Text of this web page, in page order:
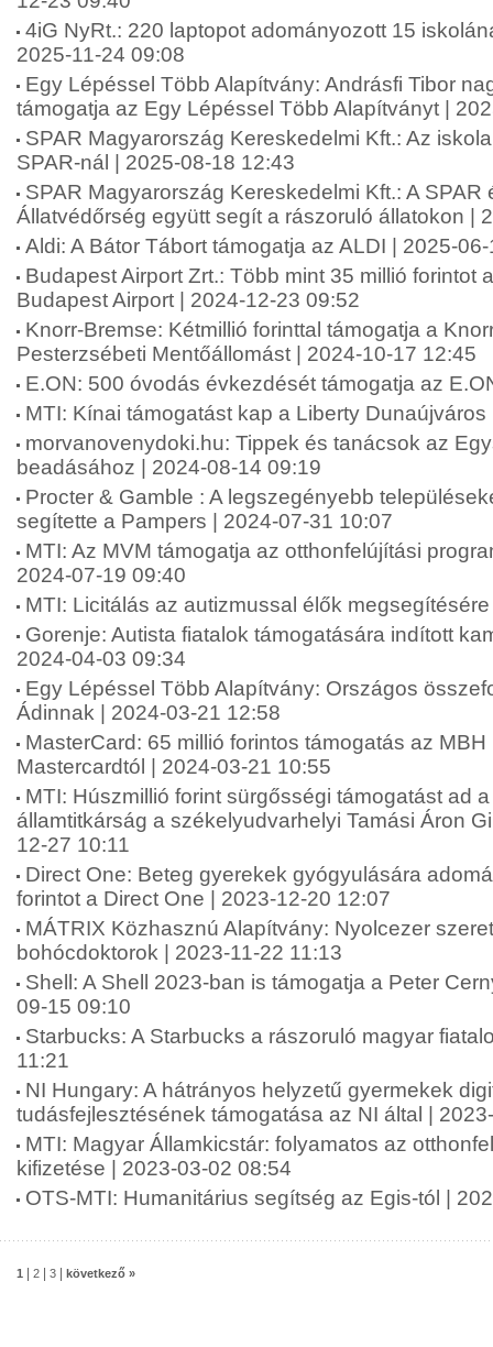
4iG NyRt.: 220 laptopot adományozott 15
2025-11-24 09:08
Egy Lépéssel Több Alapítvány: Andrásfi Tibor
támogatja az Egy Lépéssel Több Alapítványt |
SPAR Magyarország Kereskedelmi Kft.: Az
SPAR-nál | 2025-08-18 12:43
SPAR Magyarország Kereskedelmi Kft.: A SPAR
Állatvédőrség együtt segít a rászoruló állatokon |
Aldi: A Bátor Tábort támogatja az ALDI | 2025-
Budapest Airport Zrt.: Több mint 35 millió forintot
Budapest Airport | 2024-12-23 09:52
Knorr-Bremse: Kétmillió forinttal támogatja a
Pesterzsébeti Mentőállomást | 2024-10-17 12:45
E.ON: 500 óvodás évkezdését támogatja az
MTI: Kínai támogatást kap a Liberty
morvanovenydoki.hu: Tippek és tanácsok az
beadásához | 2024-08-14 09:19
Procter & Gamble : A legszegényebb
segítette a Pampers | 2024-07-31 10:07
MTI: Az MVM támogatja az otthonfelújítási
2024-07-19 09:40
MTI: Licitálás az autizmussal élők
Gorenje: Autista fiatalok támogatására indított
2024-04-03 09:34
Egy Lépéssel Több Alapítvány: Országos
Ádinnak | 2024-03-21 12:58
MasterCard: 65 millió forintos támogatás az
Mastercardtól | 2024-03-21 10:55
MTI: Húszmillió forint sürgősségi támogatást ad
államtitkárság a székelyudvarhelyi Tamási Áron
12-27 10:11
Direct One: Beteg gyerekek gyógyulására
forintot a Direct One | 2023-12-20 12:07
MÁTRIX Közhasznú Alapítvány: Nyolcezer
bohócdoktorok | 2023-11-22 11:13
Shell: A Shell 2023-ban is támogatja a Peter
09-15 09:10
Starbucks: A Starbucks a rászoruló magyar
11:21
NI Hungary: A hátrányos helyzetű gyermekek
tudásfejlesztésének támogatása az NI által |
MTI: Magyar Államkicstár: folyamatos az
kifizetése | 2023-03-02 08:54
OTS-MTI: Humanitárius segítség az Egis-tól |
1 2 3 következő »